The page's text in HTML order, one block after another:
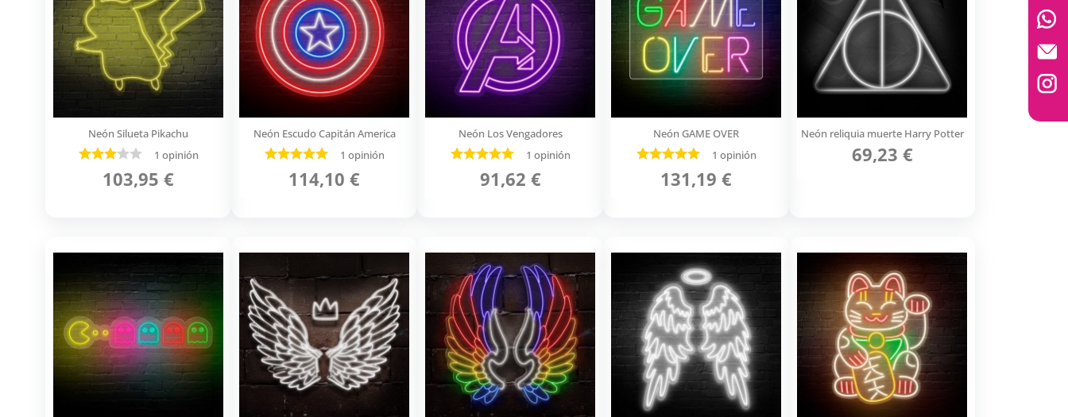
Neón Silueta Pikachu
1 opinión
103,95 €
Neón Escudo Capitán America
1 opinión
114,10 €
Neón Los Vengadores
1 opinión
91,62 €
Neón GAME OVER
1 opinión
131,19 €
Neón reliquia muerte Harry Potter
69,23 €